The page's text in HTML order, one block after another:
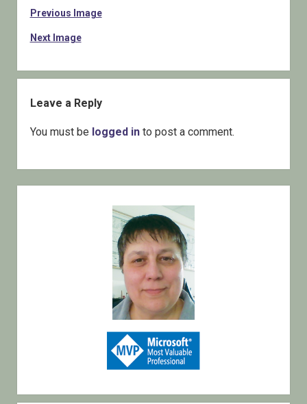
Previous Image
Next Image
Leave a Reply
You must be logged into post a comment.